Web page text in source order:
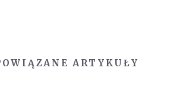
ARTYKUŁY